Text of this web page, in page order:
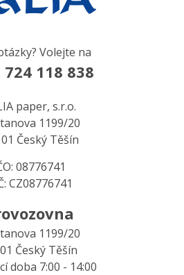
Volejte na
724 118 838
paper, s.r.o.
1199/20
Český Těšín
08776741
CZ08776741
1199/20
Český Těšín
doba 7:00 - 14:00